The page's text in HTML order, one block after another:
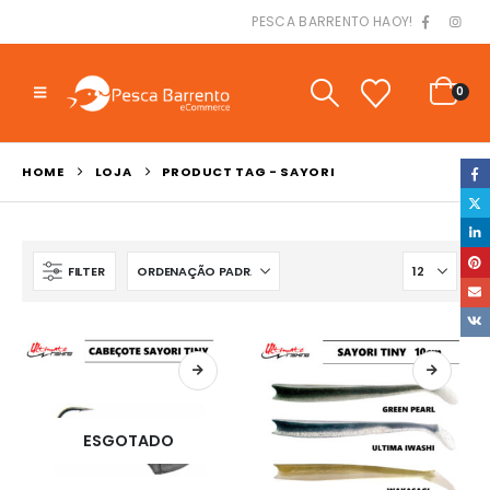
PESCA BARRENTO HAOY!
0
HOME LOJA PRODUCT TAG - SAYORI
FILTER
ESGOTADO